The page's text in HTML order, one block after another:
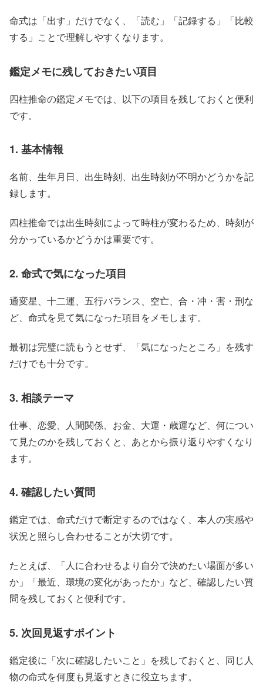
命式は「出す」だけでなく、「読む」「記録する」「比較
する」ことで理解しやすくなります。
鑑定メモに残しておきたい項目
四柱推命の鑑定メモでは、以下の項目を残しておくと便利
です。
1. 基本情報
名前、生年月日、出生時刻、出生時刻が不明かどうかを記
録します。
四柱推命では出生時刻によって時柱が変わるため、時刻が
分かっているかどうかは重要です。
2. 命式で気になった項目
通変星、十二運、五行バランス、空亡、合・冲・害・刑な
ど、命式を見て気になった項目をメモします。
最初は完璧に読もうとせず、「気になったところ」を残す
だけでも十分です。
3. 相談テーマ
仕事、恋愛、人間関係、お金、大運・歳運など、何につい
て見たのかを残しておくと、あとから振り返りやすくなり
ます。
4. 確認したい質問
鑑定では、命式だけで断定するのではなく、本人の実感や
状況と照らし合わせることが大切です。
たとえば、「人に合わせるより自分で決めたい場面が多い
か」「最近、環境の変化があったか」など、確認したい質
問を残しておくと便利です。
5. 次回見返すポイント
鑑定後に「次に確認したいこと」を残しておくと、同じ人
物の命式を何度も見返すときに役立ちます。